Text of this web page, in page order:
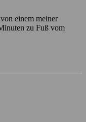
einem meiner
zu Fuß vom